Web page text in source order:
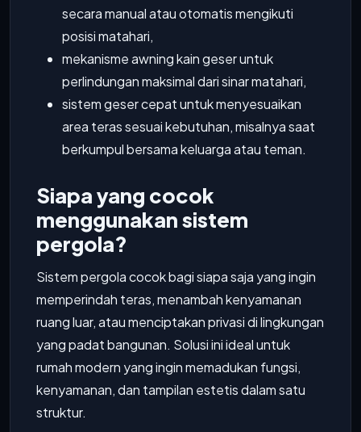
secara manual atau otomatis mengikuti
posisi matahari,
mekanisme awning kain geser untuk
perlindungan maksimal dari sinar matahari,
sistem geser cepat untuk menyesuaikan
area teras sesuai kebutuhan, misalnya saat
berkumpul bersama keluarga atau teman.
Siapa yang cocok
menggunakan sistem
pergola?
Sistem pergola cocok bagi siapa saja yang ingin
memperindah teras, menambah kenyamanan
ruang luar, atau menciptakan privasi di lingkungan
yang padat bangunan. Solusi ini ideal untuk
rumah modern yang ingin memadukan fungsi,
kenyamanan, dan tampilan estetis dalam satu
struktur.